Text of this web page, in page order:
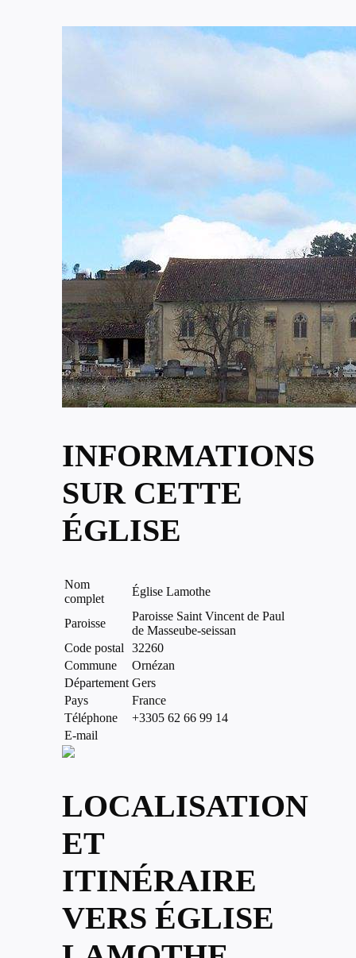
INFORMATIONS
SUR CETTE
ÉGLISE
Nom
complet
Église Lamothe
Paroisse
Paroisse Saint Vincent de Paul
de Masseube-seissan
Code postal
32260
Commune
Ornézan
Département Gers
Pays
France
Téléphone
+3305 62 66 99 14
E-mail
LOCALISATION
ET
ITINÉRAIRE
VERS ÉGLISE